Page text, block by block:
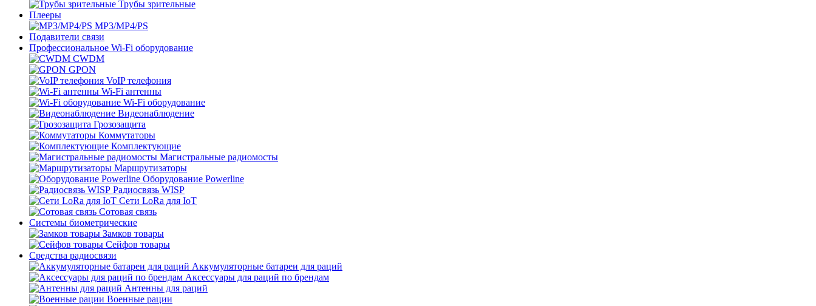
Трубы зрительные
Плееры
MP3/MP4/PS
Подавители связи
Профессиональное Wi-Fi оборудование
CWDM
GPON
VoIP телефония
Wi-Fi антенны
Wi-Fi оборудование
Видеонаблюдение
Грозозащита
Коммутаторы
Комплектующие
Магистральные радиомосты
Маршрутизаторы
Оборудование Powerline
Радиосвязь WISP
Сети LoRa для IoT
Сотовая связь
Системы биометрические
Замков товары
Сейфов товары
Средства радиосвязи
Аккумуляторные батареи для раций
Аксессуары для раций по брендам
Антенны для раций
Военные рации